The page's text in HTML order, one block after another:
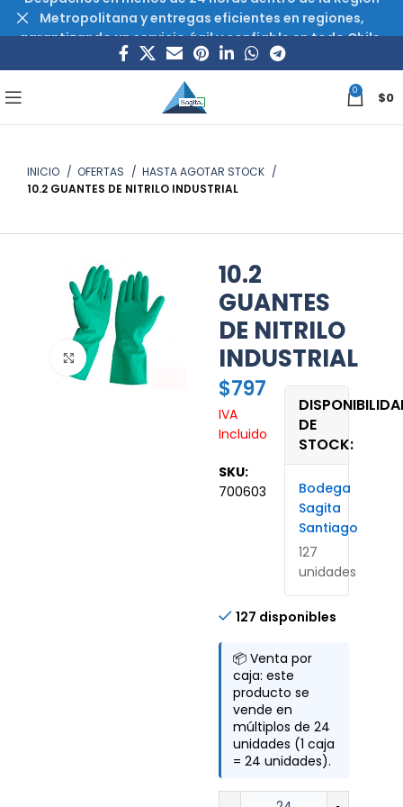
0 $0
INICIO OFERTAS
HASTA AGOTAR STOCK
10.2 GUANTES DE NITRILO INDUSTRIAL
Haz clic para ampliar
10.2
GUANTES
DE NITRILO
INDUSTRIAL
$797
IVA
Incluido
SKU:
700603
DE
STOCK:
Bodega
Sagita
Santiago
127
unidades
127 disponibles
📦 Venta por
caja: este
producto se
vende en
múltiplos de 24
unidades (1 caja
= 24 unidades).
Metropolitana y entregas eficientes en regiones,
garantizando un servicio ágil y confiable en todo Chile.